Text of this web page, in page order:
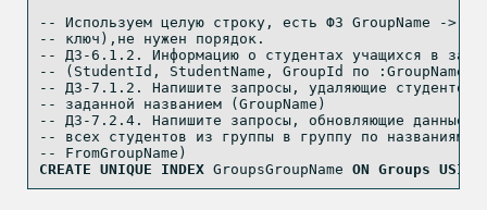
-- Используем целую строку, есть ФЗ GroupName ->
-- ключ),не нужен порядок.
-- ДЗ-6.1.2. Информацию о студентах учащихся в
-- (StudentId, StudentName, GroupId по :GroupName)
-- ДЗ-7.1.2. Напишите запросы, удаляющие студентов
-- заданной названием (GroupName)
-- ДЗ-7.2.4. Напишите запросы, обновляющие данные
-- всех студентов из группы в группу по названиям
-- FromGroupName)
CREATE UNIQUE INDEX GroupsGroupName ON Groups USING